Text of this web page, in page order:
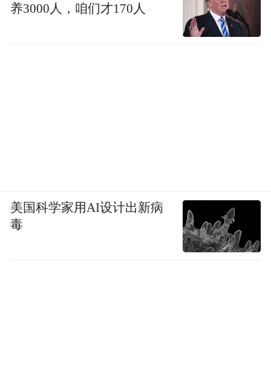
养3000人，咱们才170人
美国科学家用AI设计出新病
毒